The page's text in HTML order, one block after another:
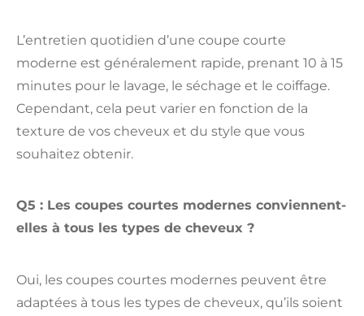
L’entretien quotidien d’une coupe courte
moderne est généralement rapide, prenant 10 à 15
minutes pour le lavage, le séchage et le coiffage.
Cependant, cela peut varier en fonction de la
texture de vos cheveux et du style que vous
souhaitez obtenir.
Q5 : Les coupes courtes modernes conviennent-
elles à tous les types de cheveux ?
Oui, les coupes courtes modernes peuvent être
adaptées à tous les types de cheveux, qu’ils soient